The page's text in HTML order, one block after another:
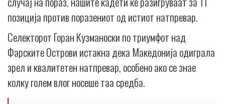
позиција против поразениот од истиот натпревар.
Селекторот Горан Кузманоски по триумфот над
Фарските Острови истакна дека Македонија одиграла
зрел и квалитетен натпревар, особено ако се знае
колку голем влог носеше таа средба.